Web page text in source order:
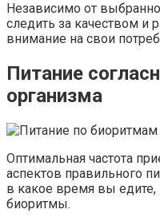
Независимо от
следить за качеством и
внимание на свои
Питание
организма
Оптимальная частота
аспектов правильного
в какое время вы едите,
биоритмы.